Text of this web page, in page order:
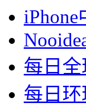
每日
每日环